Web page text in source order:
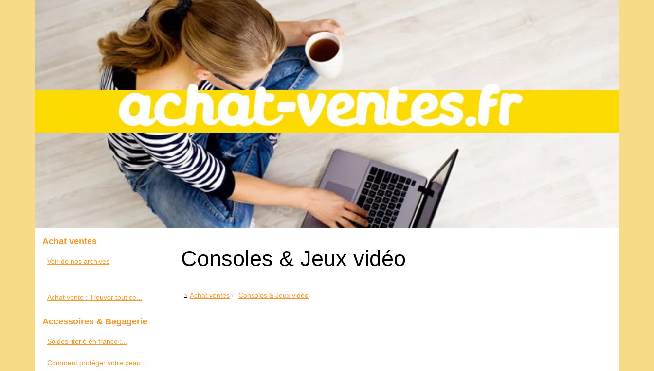
Consoles & Jeux vidéo
Achat ventes Consoles & Jeux vidéo
Achat ventes
Voir de nos archives
Achat vente : Trouver tout ce...
Accessoires & Bagagerie
Soldes literie en france :...
Comment protéger votre peau...